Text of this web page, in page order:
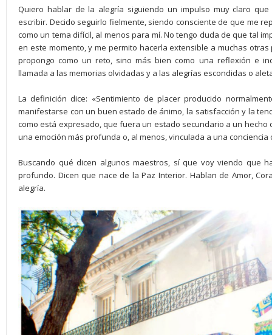
Quiero hablar de la alegría siguiendo un impulso muy claro
escribir. Decido seguirlo fielmente, siendo consciente de que me
como un tema difícil, al menos para mí. No tengo duda de que tal
en este momento, y me permito hacerla extensible a muchas
propongo como un reto, sino más bien como una reflexión e
llamada a las memorias olvidadas y a las alegrías escondidas o
La definición dice: «Sentimiento de placer producido
manifestarse con un buen estado de ánimo, la satisfacción y la
como está expresado, que fuera un estado secundario a un hecho
una emoción más profunda o, al menos, vinculada a una
Buscando qué dicen algunos maestros, sí que voy viendo que
profundo. Dicen que nace de la Paz Interior. Hablan de Amor,
alegría.